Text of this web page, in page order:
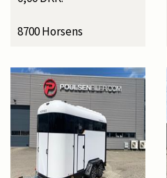
8700 Horsens